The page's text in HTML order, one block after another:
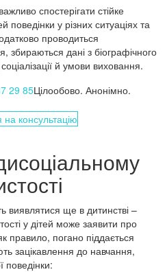
спостерігати стійке
у різних ситуаціях та
проводиться
збираються дані з біографічного
й умови виховання.
29 85Цілообово. Анонімно.
консультацію
виявлятися ще в дитинстві –
у дітей може заявити про
правило, погано піддається
зацікавлення до навчання,
поведінки: